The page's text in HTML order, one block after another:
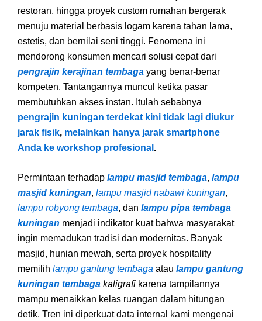
restoran, hingga proyek custom rumahan bergerak
menuju material berbasis logam karena tahan lama,
estetis, dan bernilai seni tinggi. Fenomena ini
mendorong konsumen mencari solusi cepat dari
pengrajin kerajinan tembaga yang benar-benar
kompeten. Tantangannya muncul ketika pasar
membutuhkan akses instan. Itulah sebabnya
pengrajin kuningan terdekat kini tidak lagi diukur
jarak fisik, melainkan hanya jarak smartphone
Anda ke workshop profesional .
Permintaan terhadap lampu masjid tembaga, lampu
masjid kuningan, lampu masjid nabawi kuningan,
lampu robyong tembaga, dan lampu pipa tembaga
kuningan menjadi indikator kuat bahwa masyarakat
ingin memadukan tradisi dan modernitas. Banyak
masjid, hunian mewah, serta proyek hospitality
memilih lampu gantung tembaga atau lampu gantung
kuningan tembaga kaligrafi karena tampilannya
mampu menaikkan kelas ruangan dalam hitungan
detik. Tren ini diperkuat data internal kami mengenai